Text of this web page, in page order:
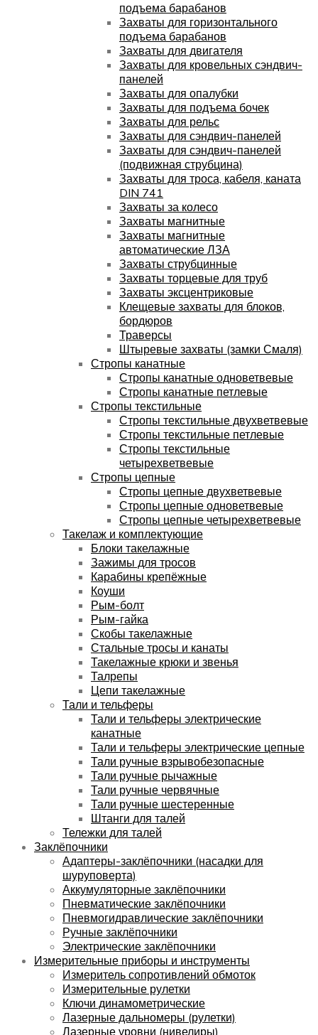
подъема барабанов
Захваты для горизонтального
подъема барабанов
Захваты для двигателя
Захваты для кровельных сэндвич-
панелей
Захваты для опалубки
Захваты для подъема бочек
Захваты для рельс
Захваты для сэндвич-панелей
Захваты для сэндвич-панелей
(подвижная струбцина)
Захваты для троса, кабеля, каната
DIN 741
Захваты за колесо
Захваты магнитные
Захваты магнитные
автоматические ЛЗА
Захваты струбцинные
Захваты торцевые для труб
Захваты эксцентриковые
Клещевые захваты для блоков,
бордюров
Траверсы
Штыревые захваты (замки Смаля)
Стропы канатные
Стропы канатные одноветвевые
Стропы канатные петлевые
Стропы текстильные
Стропы текстильные двухветвевые
Стропы текстильные петлевые
Стропы текстильные
четырехветвевые
Стропы цепные
Стропы цепные двухветвевые
Стропы цепные одноветвевые
Стропы цепные четырехветвевые
Такелаж и комплектующие
Блоки такелажные
Зажимы для тросов
Карабины крепёжные
Коуши
Рым-болт
Рым-гайка
Скобы такелажные
Стальные тросы и канаты
Такелажные крюки и звенья
Талрепы
Цепи такелажные
Тали и тельферы
Тали и тельферы электрические
канатные
Тали и тельферы электрические цепные
Тали ручные взрывобезопасные
Тали ручные рычажные
Тали ручные червячные
Тали ручные шестеренные
Штанги для талей
Тележки для талей
Заклёпочники
Адаптеры-заклёпочники (насадки для
шуруповерта)
Аккумуляторные заклёпочники
Пневматические заклёпочники
Пневмогидравлические заклёпочники
Ручные заклёпочники
Электрические заклёпочники
Измерительные приборы и инструменты
Измеритель сопротивлений обмоток
Измерительные рулетки
Ключи динамометрические
Лазерные дальномеры (рулетки)
Лазерные уровни (нивелиры)